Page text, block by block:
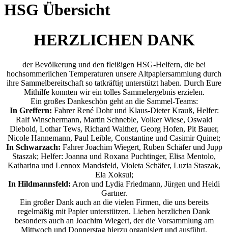
HSG Übersicht
HERZLICHEN DANK
der Bevölkerung und den fleißigen HSG-Helfern, die bei
hochsommerlichen Temperaturen unsere Altpapiersammlung durch
ihre Sammelbereitschaft so tatkräftig unterstützt haben. Durch Eure
Mithilfe konnten wir ein tolles Sammelergebnis erzielen.
Ein großes Dankeschön geht an die Sammel-Teams:
In Greffern: Fahrer René Dohr und Klaus-Dieter Krauß, Helfer:
Ralf Winschermann, Martin Schneble, Volker Wiese, Oswald
Diebold, Lothar Tews, Richard Walther, Georg Hofen, Pit Bauer,
Nicole Hannemann, Paul Leible, Constantine und Casimir Quinet;
In Schwarzach: Fahrer Joachim Wiegert, Ruben Schäfer und Jupp
Staszak; Helfer: Joanna und Roxana Puchtinger, Elisa Mentolo,
Katharina und Lennox Mandsfeld, Violeta Schäfer, Luzia Staszak,
Ela Xoksul;
In Hildmannsfeld: Aron und Lydia Friedmann, Jürgen und Heidi
Gartner.
Ein großer Dank auch an die vielen Firmen, die uns bereits
regelmäßig mit Papier unterstützen. Lieben herzlichen Dank
besonders auch an Joachim Wiegert, der die Vorsammlung am
Mittwoch und Donnerstag hierzu organisiert und ausführt.